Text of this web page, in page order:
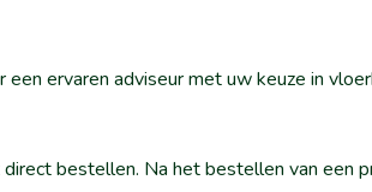
ervaren adviseur met uw keuze in
bestellen. Na het bestellen van een